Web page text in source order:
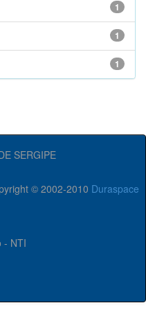
1
1
1
SERGIPE
© 2002-2010 Duraspace
- NTI